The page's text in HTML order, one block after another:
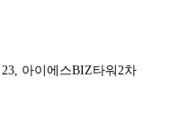
아이에스BIZ타워2차